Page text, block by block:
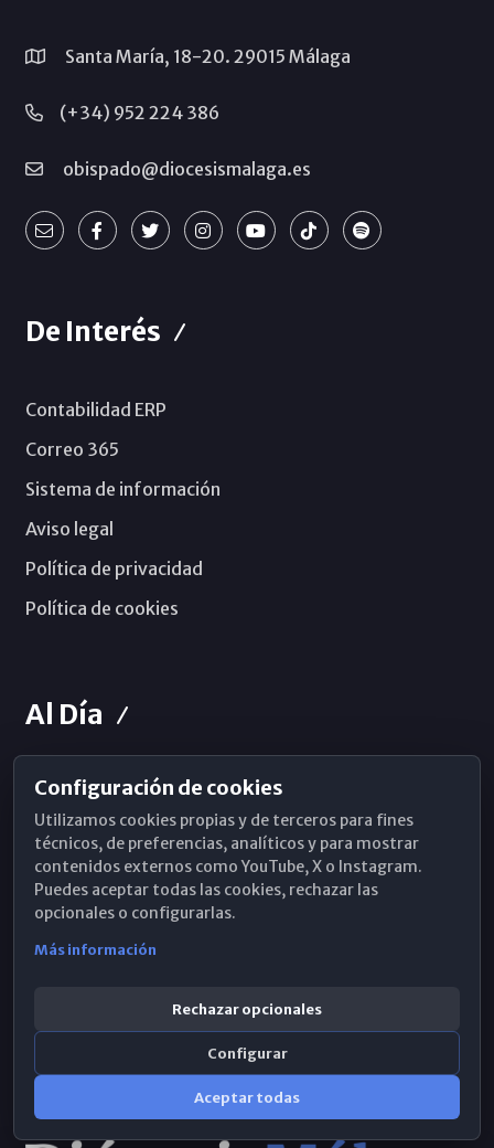
Santa María, 18-20. 29015 Málaga
(+34) 952 224 386
obispado@diocesismalaga.es
De Interés
Contabilidad ERP
Correo 365
Sistema de información
Aviso legal
Política de privacidad
Política de cookies
Al Día
Horarios de Misa
Hemeroteca
WhatsApp
Configuración de cookies
Utilizamos cookies propias y de terceros para fines
técnicos, de preferencias, analíticos y para mostrar
contenidos externos como YouTube, X o Instagram.
Puedes aceptar todas las cookies, rechazar las
opcionales o configurarlas.
Más información
Rechazar opcionales
Configurar
Aceptar todas